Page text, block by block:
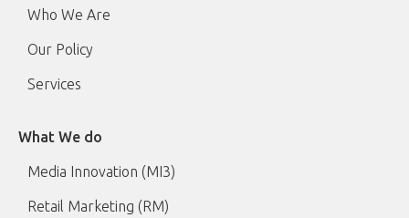
Who We Are
Our Policy
Services
What We do
Media Innovation (MI3)
Retail Marketing (RM)